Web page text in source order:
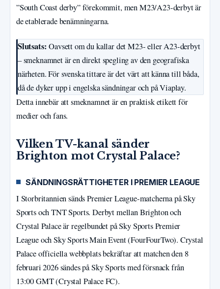
”South Coast derby” förekommit, men M23/A23-derbyt är
de etablerade benämningarna.
Slutsats: Oavsett om du kallar det M23- eller A23-derbyt
– smeknamnet är en direkt spegling av den geografiska
närheten. För svenska tittare är det värt att känna till båda,
då de dyker upp i engelska sändningar och på Viaplay.
Detta innebär att smeknamnet är en praktisk etikett för
medier och fans.
Vilken TV-kanal sänder
Brighton mot Crystal Palace?
SÄNDNINGSRÄTTIGHETER I PREMIER LEAGUE
I Storbritannien sänds Premier League-matcherna på Sky
Sports och TNT Sports. Derbyt mellan Brighton och
Crystal Palace är regelbundet på Sky Sports Premier
League och Sky Sports Main Event (FourFourTwo). Crystal
Palace officiella webbplats bekräftar att matchen den 8
februari 2026 sändes på Sky Sports med försnack från
13:00 GMT (Crystal Palace FC).